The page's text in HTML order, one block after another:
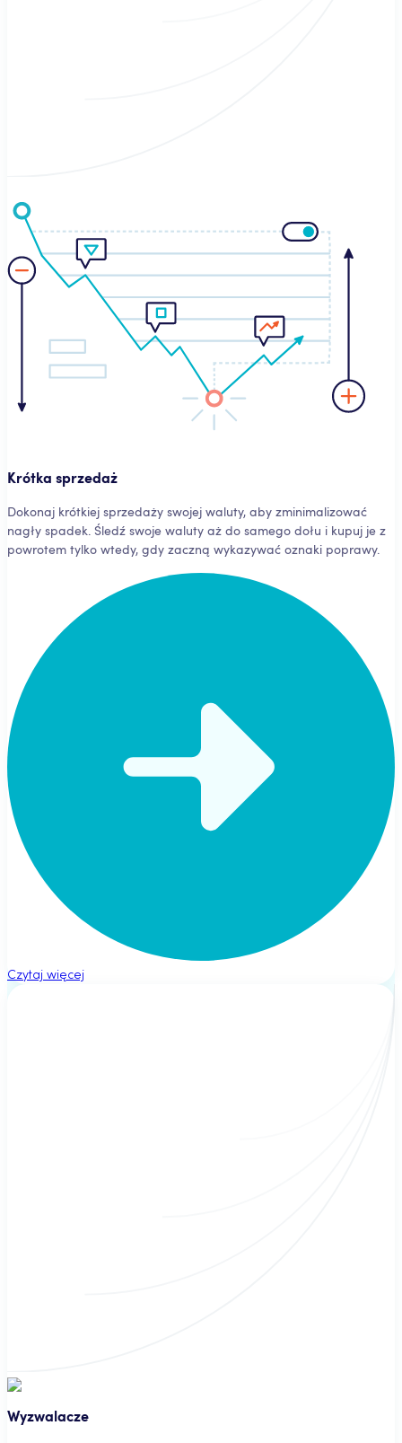
Krótka sprzedaż
Dokonaj krótkiej sprzedaży swojej waluty, aby zminimalizować
nagły spadek. Śledź swoje waluty aż do samego dołu i kupuj je z
powrotem tylko wtedy, gdy zaczną wykazywać oznaki poprawy.
Czytaj więcej
Wyzwalacze